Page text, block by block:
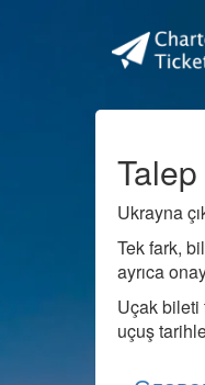
Ukrayna
Tek fark,
ayrıca
Uçak bileti
uçuş